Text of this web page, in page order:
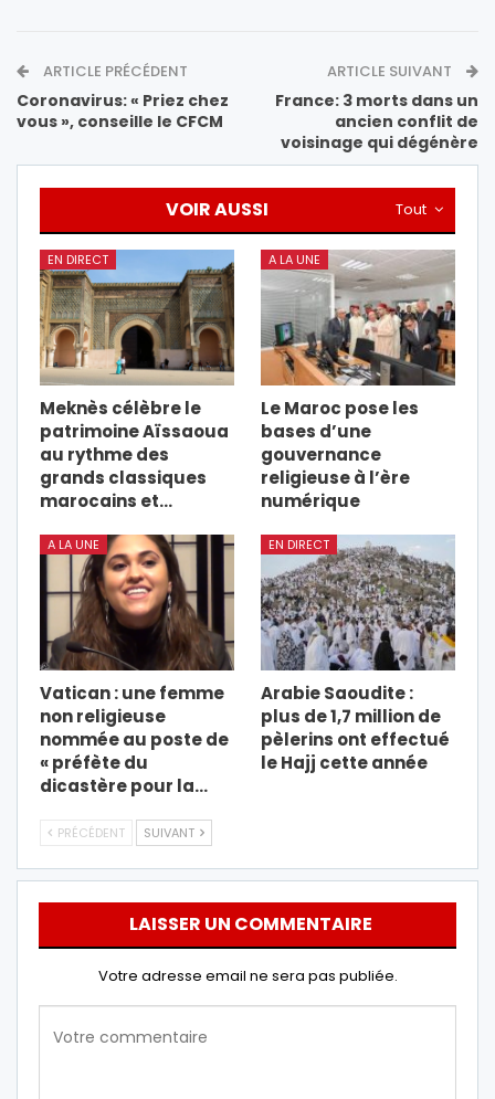
ARTICLE PRÉCÉDENT
Coronavirus: « Priez chez
vous », conseille le CFCM
ARTICLE SUIVANT
France: 3 morts dans un
ancien conflit de
voisinage qui dégénère
Tout
VOIR AUSSI
EN DIRECT
Meknès célèbre le
patrimoine Aïssaoua
au rythme des
grands classiques
marocains et…
A LA UNE
Le Maroc pose les
bases d’une
gouvernance
religieuse à l’ère
numérique
A LA UNE
Vatican : une femme
non religieuse
nommée au poste de
« préfète du
dicastère pour la…
EN DIRECT
Arabie Saoudite :
plus de 1,7 million de
pèlerins ont effectué
le Hajj cette année
PRÉCÉDENT SUIVANT
LAISSER UN COMMENTAIRE
Votre adresse email ne sera pas publiée.